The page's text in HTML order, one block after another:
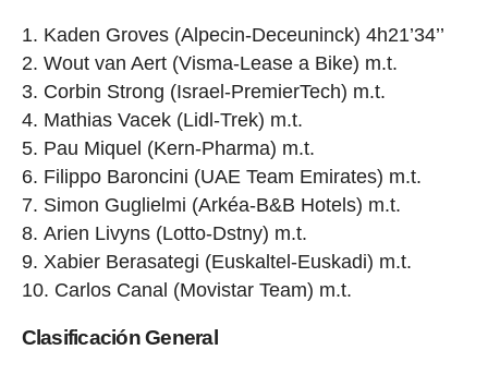
Kaden Groves (Alpecin-Deceuninck) 4h21’34’’
Wout van Aert (Visma-Lease a Bike) m.t.
Corbin Strong (Israel-PremierTech) m.t.
Mathias Vacek (Lidl-Trek) m.t.
Pau Miquel (Kern-Pharma) m.t.
Filippo Baroncini (UAE Team Emirates) m.t.
Simon Guglielmi (Arkéa-B&B Hotels) m.t.
Arien Livyns (Lotto-Dstny) m.t.
Xabier Berasategi (Euskaltel-Euskadi) m.t.
Carlos Canal (Movistar Team) m.t.
Clasificación General